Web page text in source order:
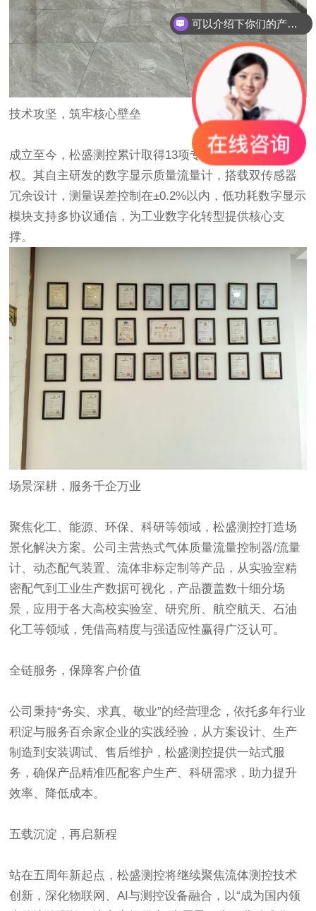
技术攻坚，筑牢核心壁垒
成立至今，松盛测控累计取得13项专利、5项软件著作
权。其自主研发的数字显示质量流量计，搭载双传感器
冗余设计，测量误差控制在±0.2%以内，低功耗数字显示
模块支持多协议通信，为工业数字化转型提供核心支
撑。
场景深耕，服务千企万业
聚焦化工、能源、环保、科研等领域，松盛测控打造场
景化解决方案。公司主营热式气体质量流量控制器/流量
计、动态配气装置、流体非标定制等产品，从实验室精
密配气到工业生产数据可视化，产品覆盖数十细分场
景，应用于各大高校实验室、研究所、航空航天、石油
化工等领域，凭借高精度与强适应性赢得广泛认可。
全链服务，保障客户价值
公司秉持“务实、求真、敬业”的经营理念，依托多年行业
积淀与服务百余家企业的实践经验，从方案设计、生产
制造到安装调试、售后维护，松盛测控提供一站式服
务，确保产品精准匹配客户生产、科研需求，助力提升
效率、降低成本。
五载沉淀，再启新程
站在五周年新起点，松盛测控将继续聚焦流体测控技术
创新，深化物联网、AI与测控设备融合，以“成为国内领
可以介绍下你们的产品么？
你们的联系方式是多少？